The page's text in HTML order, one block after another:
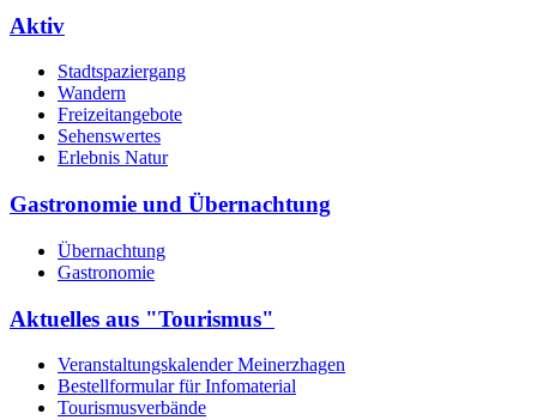
Aktiv
Stadtspaziergang
Wandern
Freizeitangebote
Sehenswertes
Erlebnis Natur
Gastronomie und Übernachtung
Übernachtung
Gastronomie
Aktuelles aus "Tourismus"
Veranstaltungskalender Meinerzhagen
Bestellformular für Infomaterial
Tourismusverbände